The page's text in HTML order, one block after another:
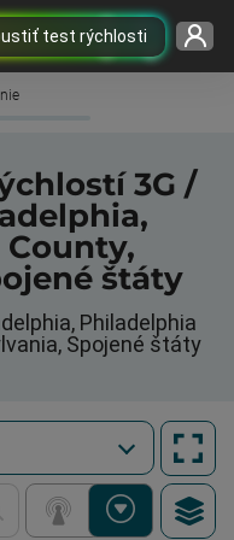
test rýchlosti
3G /
štáty
Philadelphia
Spojené štáty